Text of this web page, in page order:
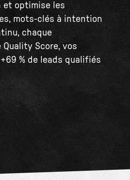
et optimise les
mots-clés à intention
chaque
Score, vos
% de leads qualifiés